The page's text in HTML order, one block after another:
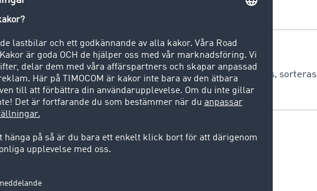
hub en central omlastningsplats där varuströmmar samlas, sorteras
skickas ut igen i alla riktningar.